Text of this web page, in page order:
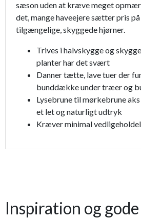
sæson uden at kræve meget
det, mange haveejere sætter pris
tilgængelige, skyggede hjørner.
Trives i halvskygge og
planter har det svært
Danner tætte, lave tuer der
bunddække under træer og
Lysebrune til mørkebrune
et let og naturligt udtryk
Kræver minimal
Inspiration og